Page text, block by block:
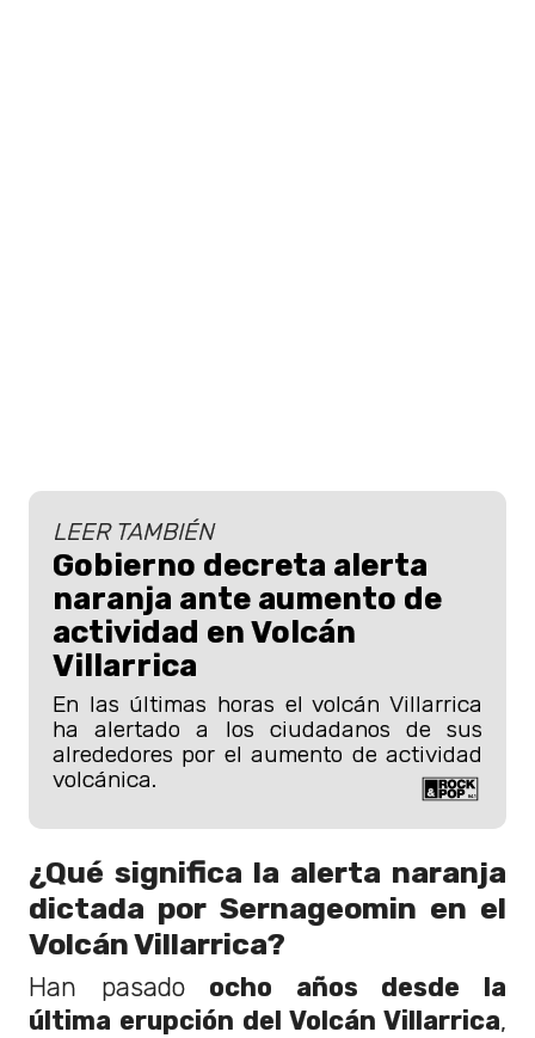
LEER TAMBIÉN
Gobierno decreta alerta
naranja ante aumento de
actividad en Volcán
Villarrica
En las últimas horas el volcán Villarrica
ha alertado a los ciudadanos de sus
alrededores por el aumento de actividad
volcánica.
¿Qué significa la alerta naranja
dictada por Sernageomin en el
Volcán Villarrica?
Han pasado ocho años desde la
última erupción del Volcán Villarrica,